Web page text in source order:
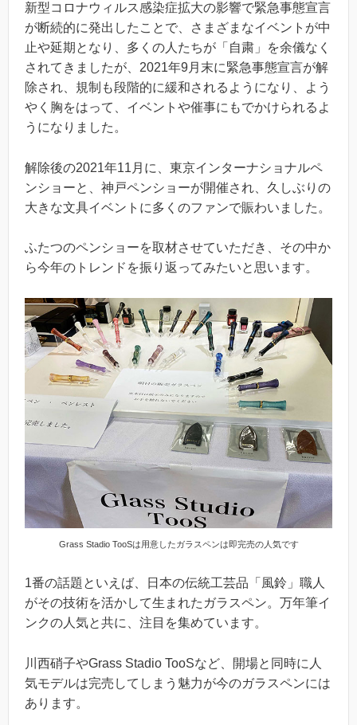
新型コロナウィルス感染症拡大の影響で緊急事態宣言
が断続的に発出したことで、さまざまなイベントが中
止や延期となり、多くの人たちが「自粛」を余儀なく
されてきましたが、2021年9月末に緊急事態宣言が解
除され、規制も段階的に緩和されるようになり、よう
やく胸をはって、イベントや催事にもでかけられるよ
うになりました。
解除後の2021年11月に、東京インターナショナルペ
ンショーと、神戸ペンショーが開催され、久しぶりの
大きな文具イベントに多くのファンで賑わいました。
ふたつのペンショーを取材させていただき、その中か
ら今年のトレンドを振り返ってみたいと思います。
Grass Stadio TooSは用意したガラスペンは即完売の人気です
1番の話題といえば、日本の伝統工芸品「風鈴」職人
がその技術を活かして生まれたガラスペン。万年筆イ
ンクの人気と共に、注目を集めています。
川西硝子やGrass Stadio TooSなど、開場と同時に人
気モデルは完売してしまう魅力が今のガラスペンには
あります。